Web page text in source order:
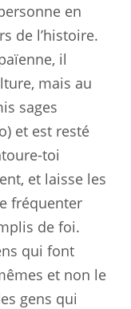
en
de l’histoire.
il
mais au
sages
et est resté
toi
et laisse les
fréquenter
de foi.
qui font
et non le
gens qui